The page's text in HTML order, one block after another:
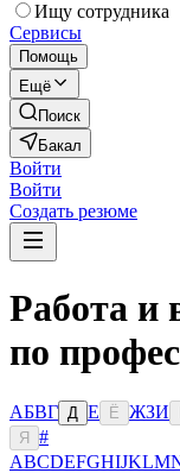
Ищу сотрудника
Сервисы
Помощь
Ещё
Поиск
Бакал
Войти
Войти
Создать резюме
Работа и
по
АБВГ Д Е Ё ЖЗИ
Я
#
ABCDEFGHIJKLM